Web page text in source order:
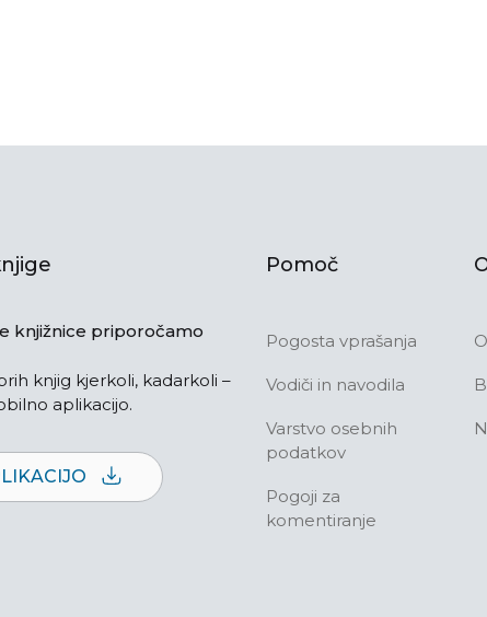
knjižnice priporočamo
knjig kjerkoli, kadarkoli –
aplikacijo.
Pomoč
Pogosta vprašanja
Vodiči in navodila
Varstvo osebnih
podatkov
Pogoji za
komentiranje